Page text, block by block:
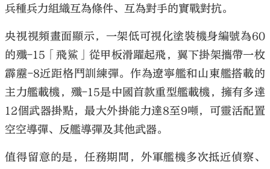
兵種兵力組織互為條件、互為對手的實戰對抗。
央視視頻畫面顯示，一架低可視化塗裝機身編號為60
的殲-15「飛鯊」從甲板滑躍起飛，翼下掛架攜帶一枚
霹靂-8近距格鬥訓練彈。作為遼寧艦和山東艦搭載的
主力艦載機，殲-15是中國首款重型艦載機，擁有多達
12個武器掛點，最大外掛能力達8至9噸，可靈活配置
空空導彈、反艦導彈及其他武器。
值得留意的是，任務期間，外軍艦機多次抵近偵察、